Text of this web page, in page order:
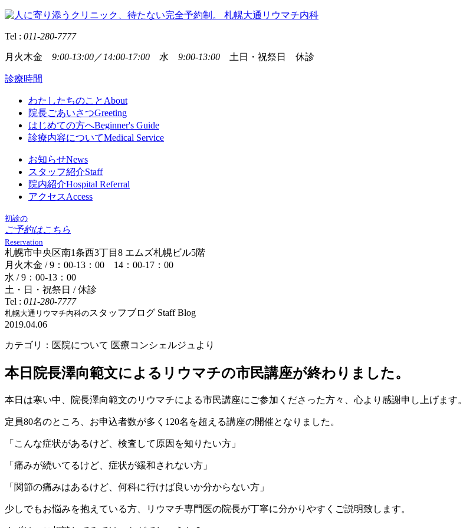
Tel : 011-280-7777
月火木金 9:00-13:00／ 14:00-17:00 水 9:00-13:00 土日・祝祭日 休診
診療時間
わたしたちのこと About
院長ごあいさつGreeting
はじめての方へBeginner's Guide
診療内容についてMedical Service
お知らせNews
スタッフ紹介Staff
院内紹介Hospital Referral
アクセスAccess
初診の
ご予約はこちら
Reservation
札幌市中央区南1条西3丁目8 エムズ札幌ビル5階
月火木金 / 9：00-13：00 14：00-17：00
水 / 9：00-13：00
土・日・祝祭日 / 休診
Tel : 011-280-7777
札幌大通リウマチ内科のスタッフブログ Staff Blog
2019.04.06
カテゴリ：医院について 医療コンシェルジュより
本日院長澤向範文によるリウマチの市民講座が終わりました。
本日は寒い中、院長澤向範文のリウマチによる市民講座にご参加くださった方々、心より感謝申し上げます。
定員80名のところ、お申込者数が多く120名を超える講座の開催となりました。
「こんな症状があるけど、検査して原因を知りたい方」
「痛みが続いてるけど、症状が緩和されない方」
「関節の痛みはあるけど、何科に行けば良いか分からない方」
少しでもお悩みを抱えている方、リウマチ専門医の院長が丁寧に分かりやすくご説明致します。